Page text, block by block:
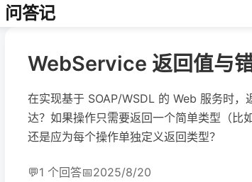
问答记
WebService 返回值与
在实现基于 SOAP/WSDL 的 Web 服务时
达？如果操作只需要返回一个简单类型（比
还是应为每个操作单独定义返回类型？
💬1 个回答📅2025/8/20